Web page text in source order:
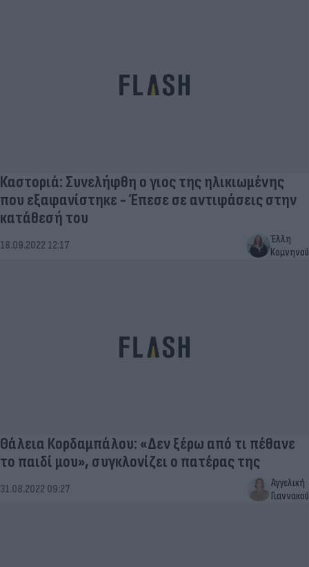
Καστοριά: Συνελήφθη ο γιος της ηλικιωμένης
που εξαφανίστηκε - Έπεσε σε αντιφάσεις στην
κατάθεσή του
18.09.2022 12:17
Έλλη
Κομνηνού
Θάλεια Κορδαμπάλου: «Δεν ξέρω από τι πέθανε
το παιδί μου», συγκλονίζει ο πατέρας της
31.08.2022 09:27
Αγγελική
Γιαννακού